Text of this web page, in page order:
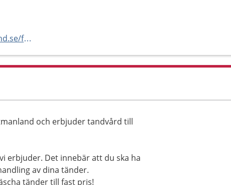
http://www.regionvastmanland.se/folktandvarden
och erbjuder tandvård till
erbjuder. Det innebär att du ska ha
av dina tänder.
tänder till fast pris!